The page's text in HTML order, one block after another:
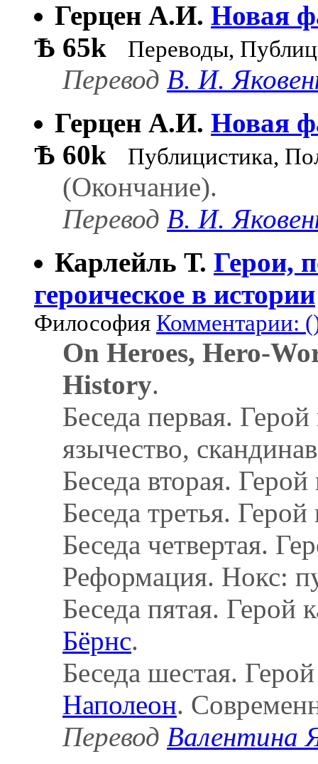
Герцен А.И. Новая
Ѣ 65k Переводы,
Перевод В. И.
Герцен А.И. Новая
Ѣ 60k Публицистика,
(Окончание).
Перевод В. И.
Карлейль Т. Герои,
героическое в истории
Философия Комментарии:
On Heroes, Hero-
History.
Беседа первая.
язычество,
Беседа вторая.
Беседа третья.
Беседа четвертая.
Реформация. Нокс:
Беседа пятая. Герой
Бёрнс.
Беседа шестая.
Наполеон.
Перевод Валентина